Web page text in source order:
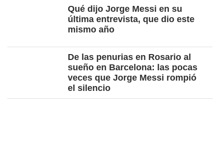
Qué dijo Jorge Messi en su
última entrevista, que dio este
mismo año
De las penurias en Rosario al
sueño en Barcelona: las pocas
veces que Jorge Messi rompió
el silencio